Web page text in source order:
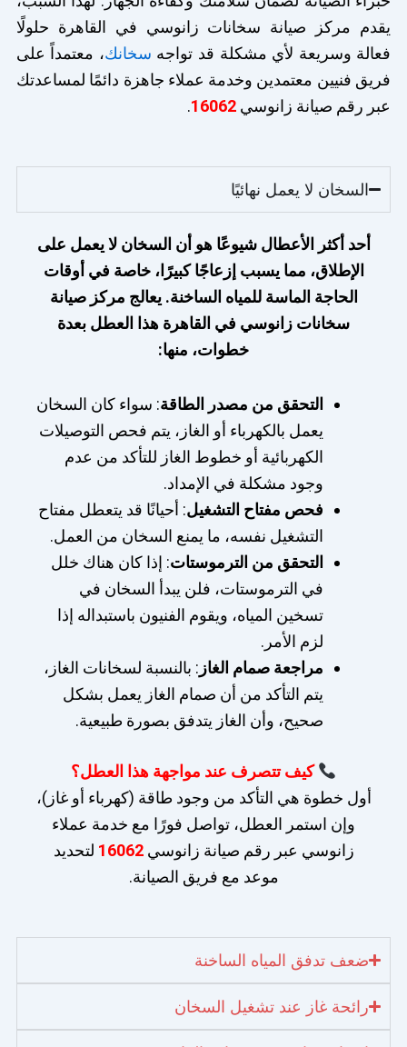
يقدم مركز صيانة سخانات زانوسي في القاهرة حلولًا
فعالة وسريعة لأي مشكلة قد تواجه سخانك، معتمداً على
فريق فنيين معتمدين وخدمة عملاء جاهزة دائمًا لمساعدتك
عبر رقم صيانة زانوسي 16062
.
السخان لا يعمل نهائيًا
أحد أكثر الأعطال شيوعًا هو أن السخان لا يعمل على
الإطلاق، مما يسبب إزعاجًا كبيرًا، خاصة في أوقات
الحاجة الماسة للمياه الساخنة. يعالج مركز صيانة
سخانات زانوسي في القاهرة هذا العطل بعدة
خطوات، منها:
التحقق من مصدر الطاقة: سواء كان السخان
يعمل بالكهرباء أو الغاز، يتم فحص التوصيلات
الكهربائية أو خطوط الغاز للتأكد من عدم
وجود مشكلة في الإمداد.
فحص مفتاح التشغيل: أحيانًا قد يتعطل مفتاح
التشغيل نفسه، ما يمنع السخان من العمل.
التحقق من الترموستات: إذا كان هناك خلل
في الترموستات، فلن يبدأ السخان في
تسخين المياه، ويقوم الفنيون باستبداله إذا
لزم الأمر.
مراجعة صمام الغاز : بالنسبة لسخانات الغاز،
يتم التأكد من أن صمام الغاز يعمل بشكل
صحيح، وأن الغاز يتدفق بصورة طبيعية.
كيف تتصرف عند مواجهة هذا العطل؟
أول خطوة هي التأكد من وجود طاقة (كهرباء أو غاز)،
وإن استمر العطل، تواصل فورًا مع خدمة عملاء
زانوسي عبر رقم صيانة زانوسي16062 لتحديد
موعد مع فريق الصيانة.
ضعف تدفق المياه الساخنة
رائحة غاز عند تشغيل السخان